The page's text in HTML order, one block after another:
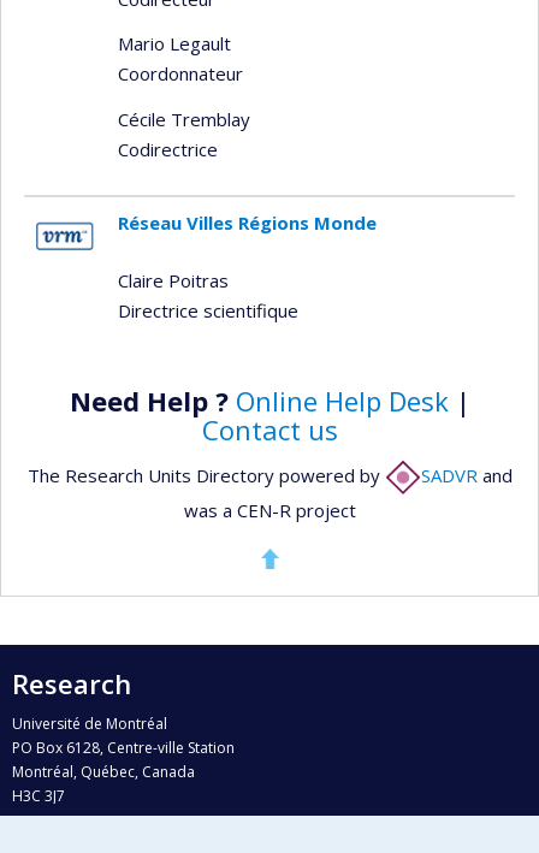
Mario Legault
Coordonnateur
Cécile Tremblay
Codirectrice
Réseau Villes Régions Monde
Claire Poitras
Directrice scientifique
Need Help ? Online Help Desk|
Contact us
The Research Units Directory powered by SADVR and
was a CEN-R project
Research
Université de Montréal
PO Box 6128, Centre-ville Station
Montréal, Québec, Canada
H3C 3J7